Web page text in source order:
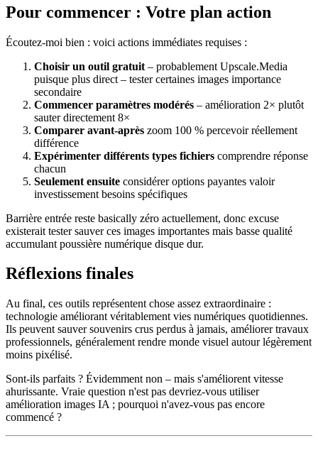
Pour commencer : Votre plan action
Écoutez-moi bien : voici actions immédiates requises :
Choisir un outil gratuit – probablement Upscale.Media
puisque plus direct – tester certaines images importance
secondaire
Commencer paramètres modérés – amélioration 2× plutôt
sauter directement 8×
Comparer avant-après zoom 100 % percevoir réellement
différence
Expérimenter différents types fichiers comprendre réponse
chacun
Seulement ensuite considérer options payantes valoir
investissement besoins spécifiques
Barrière entrée reste basically zéro actuellement, donc excuse
existerait tester sauver ces images importantes mais basse qualité
accumulant poussière numérique disque dur.
Réflexions finales
Au final, ces outils représentent chose assez extraordinaire :
technologie améliorant véritablement vies numériques quotidiennes.
Ils peuvent sauver souvenirs crus perdus à jamais, améliorer travaux
professionnels, généralement rendre monde visuel autour légèrement
moins pixélisé.
Sont-ils parfaits ? Évidemment non – mais s'améliorent vitesse
ahurissante. Vraie question n'est pas devriez-vous utiliser
amélioration images IA ; pourquoi n'avez-vous pas encore
commencé ?